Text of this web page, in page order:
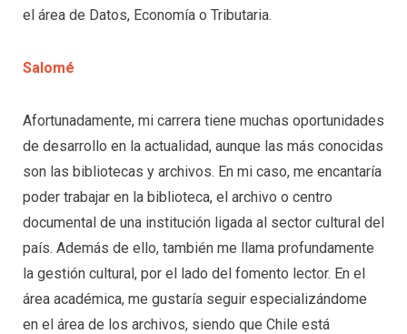
el área de Datos, Economía o Tributaria.
Salomé
Afortunadamente, mi carrera tiene muchas oportunidades
de desarrollo en la actualidad, aunque las más conocidas
son las bibliotecas y archivos. En mi caso, me encantaría
poder trabajar en la biblioteca, el archivo o centro
documental de una institución ligada al sector cultural del
país. Además de ello, también me llama profundamente
la gestión cultural, por el lado del fomento lector. En el
área académica, me gustaría seguir especializándome
en el área de los archivos, siendo que Chile está